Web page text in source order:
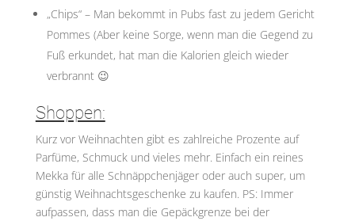
„Chips“ – Man bekommt in Pubs fast zu jedem Gericht
Pommes (Aber keine Sorge, wenn man die Gegend zu
Fuß erkundet, hat man die Kalorien gleich wieder
verbrannt 😉
Shoppen:
Kurz vor Weihnachten gibt es zahlreiche Prozente auf
Parfüme, Schmuck und vieles mehr. Einfach ein reines
Mekka für alle Schnäppchenjäger oder auch super, um
günstig Weihnachtsgeschenke zu kaufen. PS: Immer
aufpassen, dass man die Gepäckgrenze bei der